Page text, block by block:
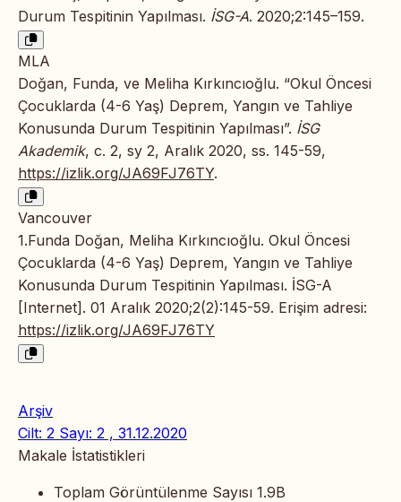
Durum Tespitinin Yapılması. İSG-A. 2020;2:145–159.
MLA
Doğan, Funda, ve Meliha Kırkıncıoğlu. “Okul Öncesi
Çocuklarda (4-6 Yaş) Deprem, Yangın ve Tahliye
Konusunda Durum Tespitinin Yapılması”. İSG
Akademik, c. 2, sy 2, Aralık 2020, ss. 145-59,
https://izlik.org/JA69FJ76TY.
Vancouver
1.Funda Doğan, Meliha Kırkıncıoğlu. Okul Öncesi
Çocuklarda (4-6 Yaş) Deprem, Yangın ve Tahliye
Konusunda Durum Tespitinin Yapılması. İSG-A
[Internet]. 01 Aralık 2020;2(2):145-59. Erişim adresi:
https://izlik.org/JA69FJ76TY
Arşiv
Cilt: 2 Sayı: 2 , 31.12.2020
Makale İstatistikleri
Toplam Görüntülenme Sayısı 1.9B